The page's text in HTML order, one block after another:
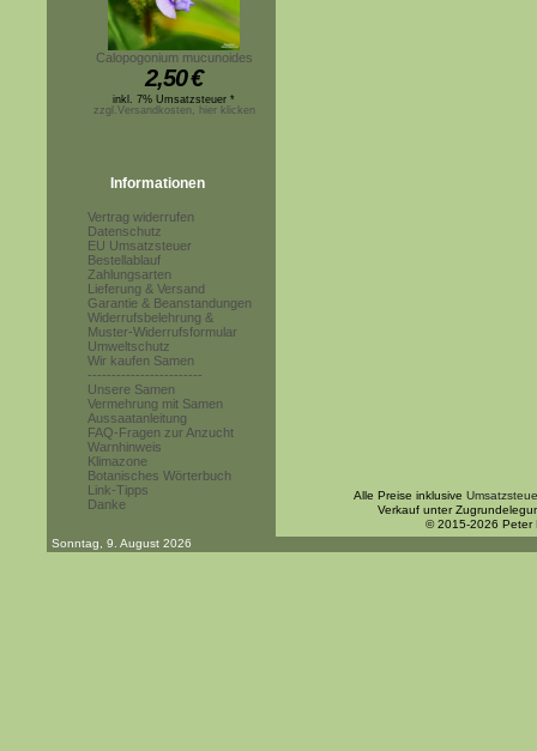
Calopogonium mucunoides
2,50€
inkl. 7% Umsatzsteuer *
zzgl.Versandkosten, hier klicken
Informationen
Vertrag widerrufen
Datenschutz
EU Umsatzsteuer
Bestellablauf
Zahlungsarten
Lieferung & Versand
Garantie & Beanstandungen
Widerrufsbelehrung &
Muster-Widerrufsformular
Umweltschutz
Wir kaufen Samen
------------------------
Unsere Samen
Vermehrung mit Samen
Aussaatanleitung
FAQ-Fragen zur Anzucht
Warnhinweis
Klimazone
Botanisches Wörterbuch
Link-Tipps
Danke
Alle Preise inklusive
Verkauf unter
© 2015-2026 Peter
Sonntag, 9. August 2026